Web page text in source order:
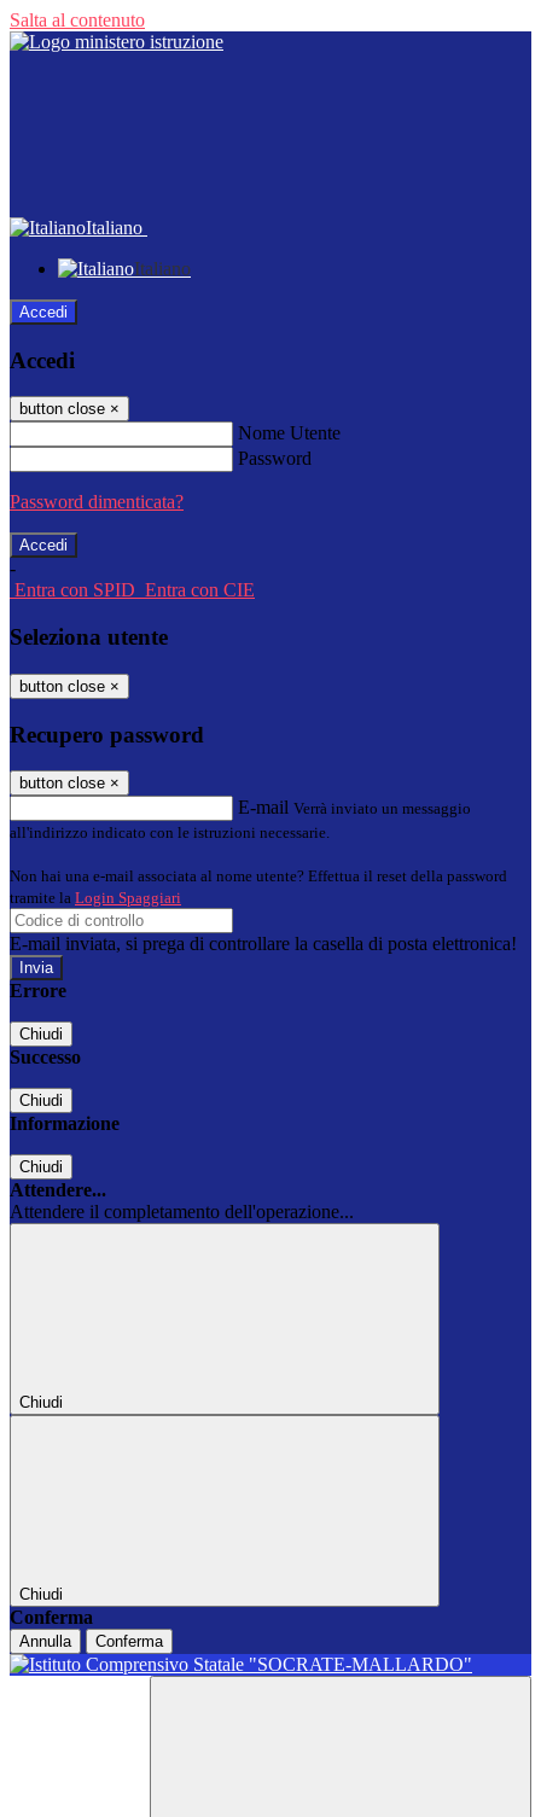
Salta al contenuto
Italiano
Italiano
Accedi
Accedi
button close ×
Nome Utente
Password
Password dimenticata?
-
Entra con SPID Entra con CIE
Seleziona utente
button close ×
Recupero password
button close ×
E-mail Verrà inviato un messaggio
all'indirizzo indicato con le istruzioni necessarie.
Non hai una e-mail associata al nome utente? Effettua il reset della password
tramite la Login Spaggiari
E-mail inviata, si prega di controllare la casella di posta elettronica!
Errore
Chiudi
Successo
Chiudi
Informazione
Chiudi
Attendere...
Attendere il completamento dell'operazione...
Chiudi
Chiudi
Conferma
Annulla Conferma